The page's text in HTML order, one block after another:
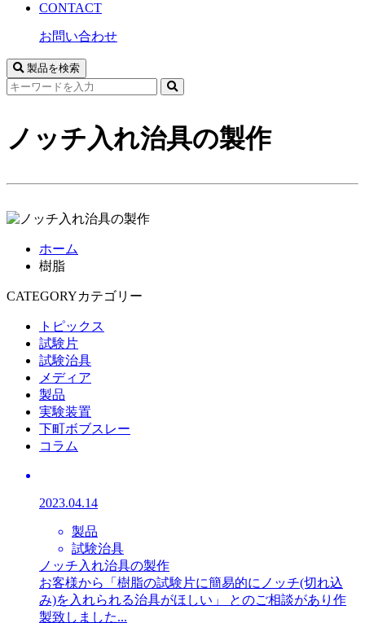
CONTACT
お問い合わせ
製品を検索
サ
検
ノッチ入れ治具の製作
ホーム
樹脂
CATEGORYカテゴリー
トピックス
試験片
試験治具
メディア
製品
実験装置
下町ボブスレー
コラム
2023.04.14
製品
試験治具
ノッチ入れ治具の製作
お客様から「樹脂の試験片に簡易的にノッチ(切れ込
み)を入れられる治具がほしい」 とのご相談があり作
製致しました...